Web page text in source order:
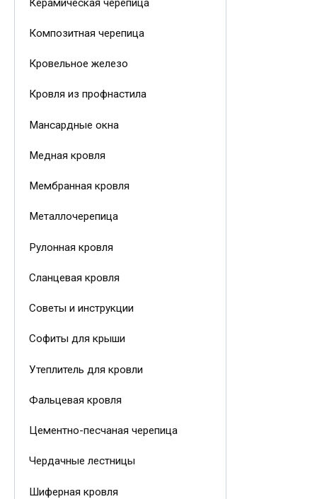
Керамическая черепица
Композитная черепица
Кровельное железо
Кровля из профнастила
Мансардные окна
Медная кровля
Мембранная кровля
Металлочерепица
Рулонная кровля
Сланцевая кровля
Советы и инструкции
Софиты для крыши
Утеплитель для кровли
Фальцевая кровля
Цементно-песчаная черепица
Чердачные лестницы
Шиферная кровля